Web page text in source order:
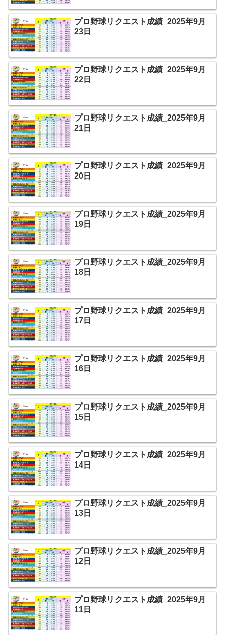
プロ野球リクエスト成績_2025年9月
23日
プロ野球リクエスト成績_2025年9月
22日
プロ野球リクエスト成績_2025年9月
21日
プロ野球リクエスト成績_2025年9月
20日
プロ野球リクエスト成績_2025年9月
19日
プロ野球リクエスト成績_2025年9月
18日
プロ野球リクエスト成績_2025年9月
17日
プロ野球リクエスト成績_2025年9月
16日
プロ野球リクエスト成績_2025年9月
15日
プロ野球リクエスト成績_2025年9月
14日
プロ野球リクエスト成績_2025年9月
13日
プロ野球リクエスト成績_2025年9月
12日
プロ野球リクエスト成績_2025年9月
11日